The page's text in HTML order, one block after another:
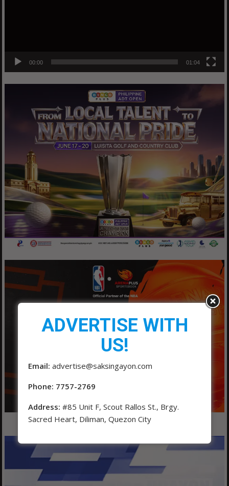
00:00 01:04
ADVERTISE WITH
US!
Email: advertise@saksingayon.com
Phone: 7757-2769
Address: #85 Unit F, Scout Rallos St., Brgy.
Sacred Heart, Diliman, Quezon City